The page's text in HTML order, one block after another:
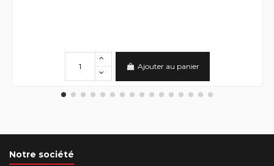
Ajouter au panier
Notre société